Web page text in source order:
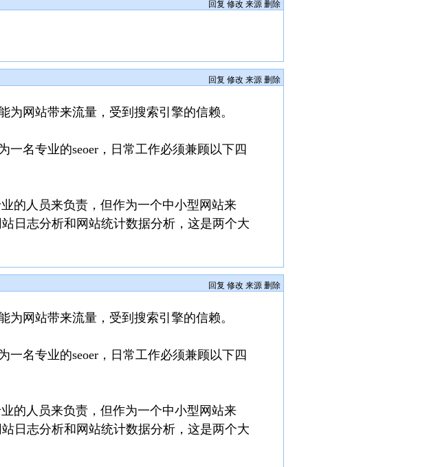
回复 修改 来源 删除
回复 修改 来源 删除
网站带来流量，受到搜索引擎的信赖。
名专业的seoer，日常工作必须兼顾以下四
人员来负责，但作为一个中小型网站来
日志分析和网站统计数据分析，这是两个大
回复 修改 来源 删除
网站带来流量，受到搜索引擎的信赖。
名专业的seoer，日常工作必须兼顾以下四
人员来负责，但作为一个中小型网站来
日志分析和网站统计数据分析，这是两个大